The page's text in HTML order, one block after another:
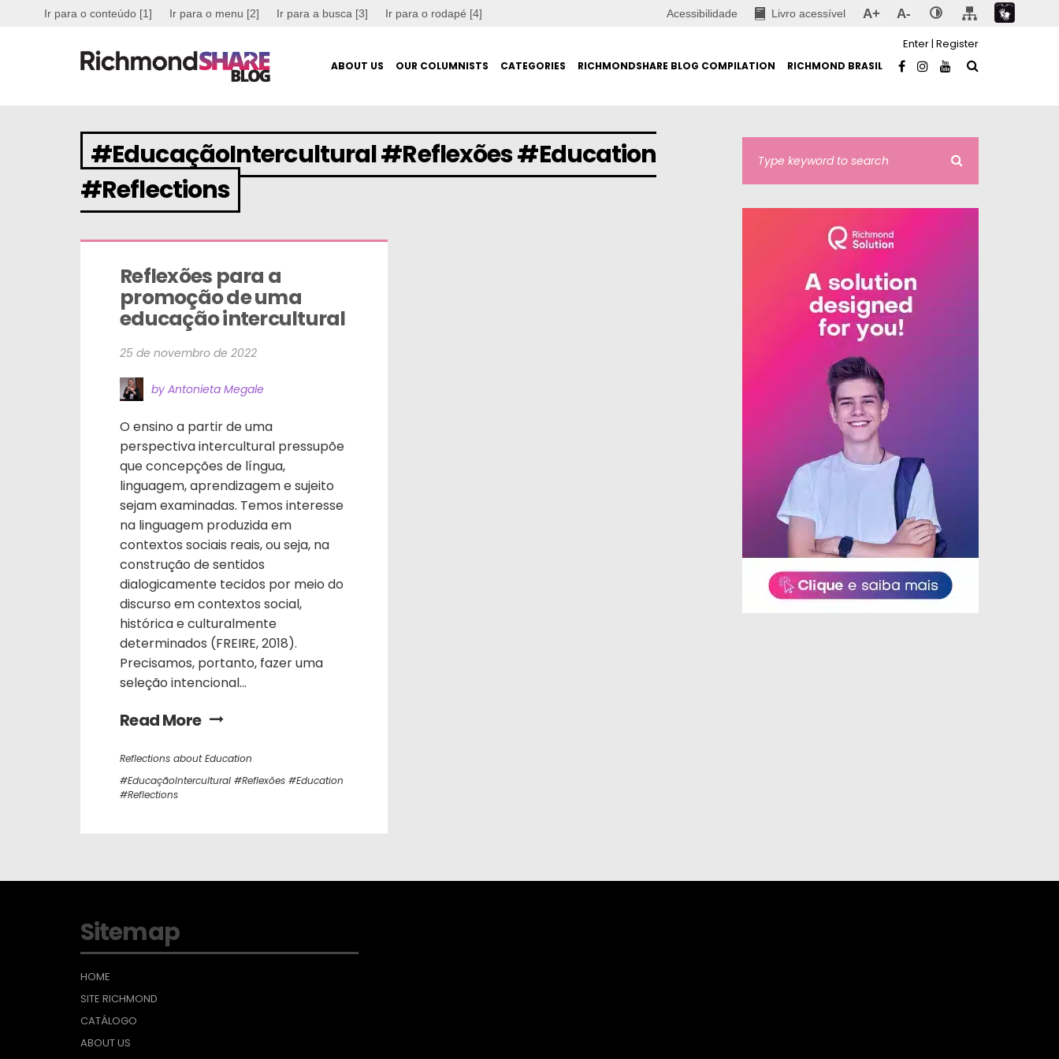
Ir para o conteúdo [1] Ir para o menu [2] Ir para a busca [3] Ir para o rodapé [4] Acessibilidade Livro acessível A+ A-
ABOUT US OUR COLUMNISTS CATEGORIES RICHMONDSHARE BLOG COMPILATION RICHMOND BRASIL
Enter| Register
#EducaçãoIntercultural #Reflexões #Education
#Reflections
Reflexões para a
promoção de uma
educação intercultural
25 de novembro de 2022
by Antonieta Megale
O ensino a partir de uma
perspectiva intercultural pressupõe
que concepções de língua,
linguagem, aprendizagem e sujeito
sejam examinadas. Temos interesse
na linguagem produzida em
contextos sociais reais, ou seja, na
construção de sentidos
dialogicamente tecidos por meio do
discurso em contextos social,
histórica e culturalmente
determinados (FREIRE, 2018).
Precisamos, portanto, fazer uma
seleção intencional...
Read More
Reflections about Education
#EducaçãoIntercultural #Reflexões #Education
#Reflections
Sitemap
HOME
SITE RICHMOND
CATÁLOGO
ABOUT US